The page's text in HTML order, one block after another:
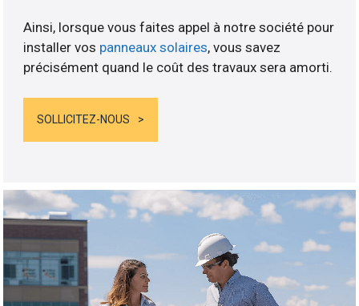
Ainsi, lorsque vous faites appel à notre société pour
installer vos panneaux solaires, vous savez
précisément quand le coût des travaux sera amorti.
SOLLICITEZ-NOUS